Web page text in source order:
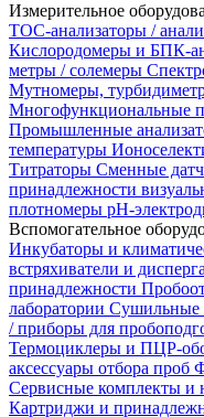
Измерительное
TOC-анализаторы /
Кислородомеры и БПК-
метры / солемеры
Мутномеры,
Многофункциональные
Промышленные
температуры
Титраторы Сменные
принадлежности
плотномеры pH-
Вспомогательное
Инкубаторы и
встряхиватели и
принадлежности
лаборатории Сушильные
/ приборы для
Термоциклеры и ПЦР-
аксессуары отбора проб
Сервисные комплекты и
Картриджи и